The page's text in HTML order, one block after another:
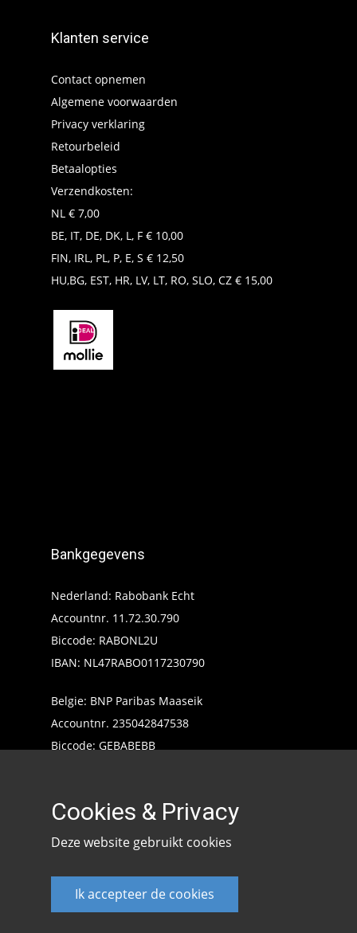
Klanten service
Contact opnemen
Algemene voorwaarden
Privacy verklaring
Retourbeleid
Betaalopties
Verzendkosten:
NL € 7,00
BE, IT, DE, DK, L, F € 10,00
FIN, IRL, PL, P, E, S € 12,50
HU,BG, EST, HR, LV, LT, RO, SLO, CZ € 15,00
Bankgegevens
Nederland: Rabobank Echt
Accountnr. 11.72.30.790
Biccode: RABONL2U
IBAN: NL47RABO0117230790
Belgie: BNP Paribas Maaseik
Accountnr. 235042847538
Biccode: GEBABEBB
Keencarp 2020
Cookies & Privacy
Deze website gebruikt cookies
Ik accepteer de cookies